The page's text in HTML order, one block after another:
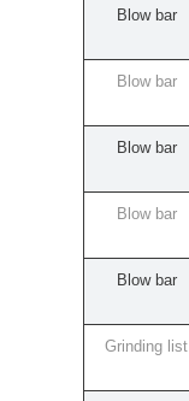
Blow bar
Blow bar
Blow bar
Blow bar
Blow bar
Grinding list